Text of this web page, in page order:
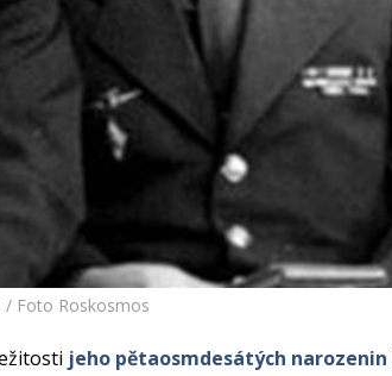
/ Foto Roskosmos
jeho pětaosmdesátých narozenin